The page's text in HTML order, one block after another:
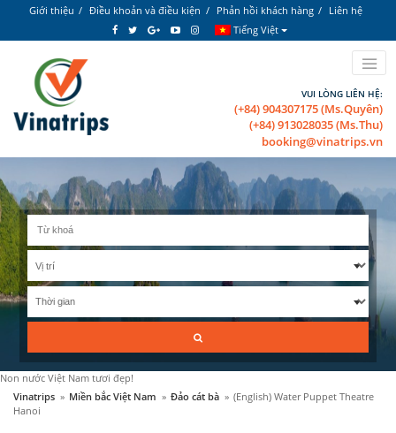
Giới thiệu Điều khoản và điều kiện Phản hồi khách hàng
Liên hệ
Tiếng Việt
VUI LÒNG LIÊN HỆ:
(+84) 904307175 (Ms.Quyên)
(+84) 913028035 (Ms.Thu)
booking@vinatrips.vn
Non nước Việt Nam tươi đẹp!
Vinatrips » Miền bắc Việt Nam » Đảo cát bà » (English) Water Puppet Theatre
Hanoi